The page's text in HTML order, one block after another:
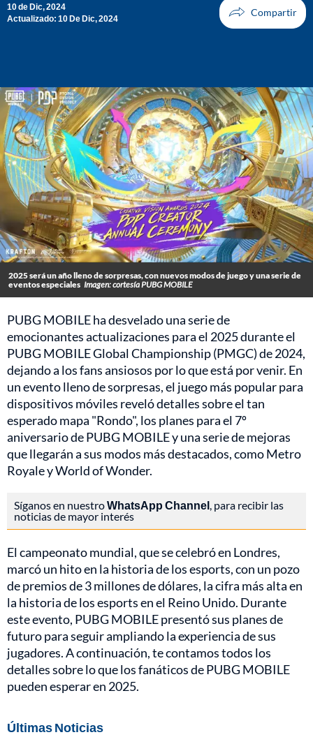
10 de Dic, 2024
Actualizado: 10 De Dic, 2024
2025 será un año lleno de sorpresas, con nuevos modos de juego y una serie de
eventos especiales Imagen: cortesía PUBG MOBILE
PUBG MOBILE ha desvelado una serie de
emocionantes actualizaciones para el 2025 durante el
PUBG MOBILE Global Championship (PMGC) de 2024,
dejando a los fans ansiosos por lo que está por venir. En
un evento lleno de sorpresas, el juego más popular para
dispositivos móviles reveló detalles sobre el tan
esperado mapa "Rondo", los planes para el 7º
aniversario de PUBG MOBILE y una serie de mejoras
que llegarán a sus modos más destacados, como Metro
Royale y World of Wonder.
Síganos en nuestroWhatsApp Channel, para recibir las
noticias de mayor interés
El campeonato mundial, que se celebró en Londres,
marcó un hito en la historia de los esports, con un pozo
de premios de 3 millones de dólares, la cifra más alta en
la historia de los esports en el Reino Unido. Durante
este evento, PUBG MOBILE presentó sus planes de
futuro para seguir ampliando la experiencia de sus
jugadores. A continuación, te contamos todos los
detalles sobre lo que los fanáticos de PUBG MOBILE
pueden esperar en 2025.
Últimas Noticias